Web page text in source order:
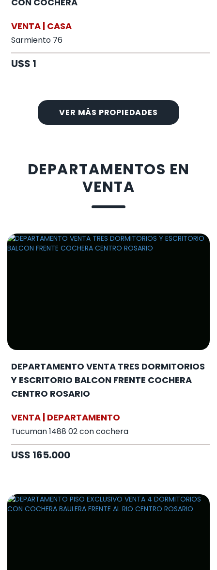
VENTA | CASA
Sarmiento 76
U$S 1
VER MÁS PROPIEDADES
DEPARTAMENTOS EN
VENTA
DEPARTAMENTO VENTA TRES DORMITORIOS
Y ESCRITORIO BALCON FRENTE COCHERA
CENTRO ROSARIO
VENTA | DEPARTAMENTO
Tucuman 1488 02 con cochera
U$S 165.000